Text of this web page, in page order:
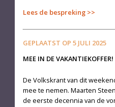
Lees de bespreking
GEPLAATST OP 5 JULI 2025
MEE IN DE VAKANTIEKOFFER!
De Volkskrant van dit
mee te nemen. Maarten
de eerste decennia van de